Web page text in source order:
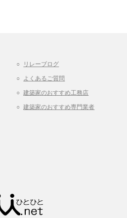
リレーブログ
よくあるご質問
建築家のおすすめ工務店
建築家のおすすめ専門業者